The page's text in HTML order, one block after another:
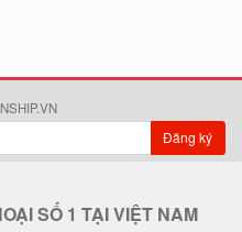
Ốp Vân Da Viền Camera Bạc - Mẫ
u Độc Lập